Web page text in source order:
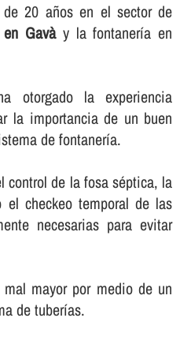
20 años en el sector de
Gavày la fontanerí­a en
otorgado la experiencia
la importancia de un buen
de fontanerí­a.
control de la fosa séptica, la
checkeo temporal de las
necesarias para evitar
mayor por medio de un
de tuberí­as.